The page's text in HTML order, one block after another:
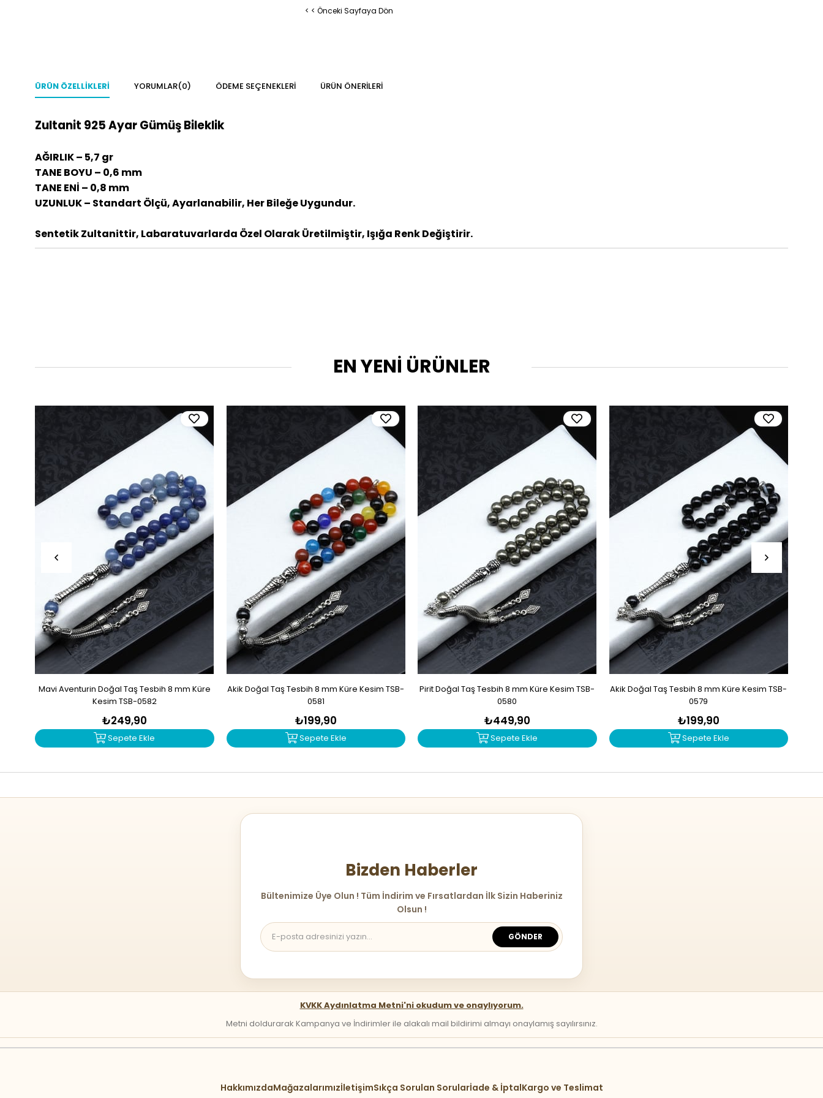
< < Önceki Sayfaya Dön
ÜRÜN ÖZELLIKLERI YORUMLAR(0) ÖDEME SEÇENEKLERI ÜRÜN ÖNERILERI
Zultanit 925 Ayar Gümüş Bileklik
AĞIRLIK – 5,7 gr
TANE BOYU – 0,6 mm
TANE ENİ – 0,8 mm
UZUNLUK – Standart Ölçü, Ayarlanabilir, Her Bileğe Uygundur.
Sentetik Zultanittir, Labaratuvarlarda Özel Olarak Üretilmiştir, Işığa Renk Değiştirir.
EN YENİ ÜRÜNLER
Mavi Aventurin Doğal Taş Tesbih 8 mm Küre
Kesim TSB-0582
₺249,90
Sepete Ekle
Akik Doğal Taş Tesbih 8 mm Küre Kesim TSB-
0581
₺199,90
Sepete Ekle
Pirit Doğal Taş Tesbih 8 mm Küre Kesim TSB-
0580
₺449,90
Sepete Ekle
Akik Doğal Taş Tesbih 8 mm Küre Kesim TSB-
0579
₺199,90
Sepete Ekle
Bizden Haberler
Bültenimize Üye Olun ! Tüm İndirim ve Fırsatlardan İlk Sizin Haberiniz
Olsun !
GÖNDER
KVKK Aydınlatma Metni'ni okudum ve onaylıyorum.
Metni doldurarak Kampanya ve İndirimler ile alakalı mail bildirimi almayı onaylamış sayılırsınız.
HakkımızdaMağazalarımızİletişimSıkça Sorulan Sorularİade & İptalKargo ve Teslimat